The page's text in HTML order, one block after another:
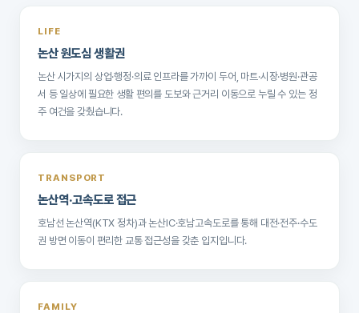
LIFE
논산 원도심 생활권
논산 시가지의 상업·행정·의료 인프라를 가까이 두어, 마트·시장·병원·관공
서 등 일상에 필요한 생활 편의를 도보와 근거리 이동으로 누릴 수 있는 정
주 여건을 갖췄습니다.
TRANSPORT
논산역·고속도로 접근
호남선 논산역(KTX 정차)과 논산IC·호남고속도로를 통해 대전·전주·수도
권 방면 이동이 편리한 교통 접근성을 갖춘 입지입니다.
FAMILY